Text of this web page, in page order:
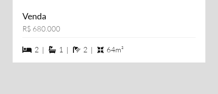
Venda
R$ 680.000
2 dormiórios
2 | 1 suítes
1 | 2 banheiros
2 | 64m²